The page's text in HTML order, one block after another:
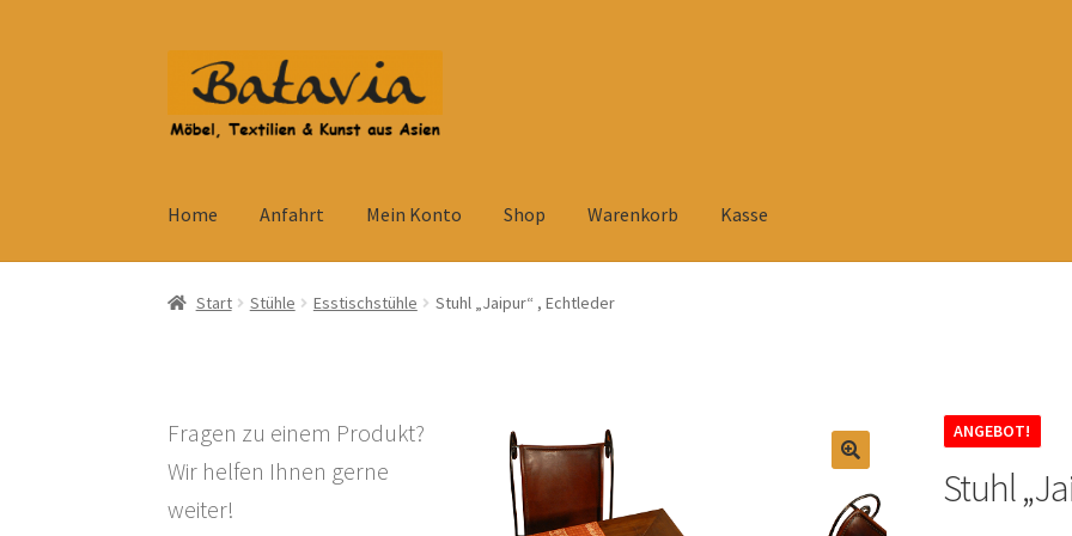
Navigation
springen
Zum
Inhalt
springen
Home Anfahrt Mein Konto Shop Warenkorb Kasse
Start Accessoires Anfahrt Datenschutzbelehrung
Start Stühle Esstischstühle Stuhl „Jaipur“ , Echtleder
ANGEBOT!
Stuhl
Fragen zu einem Produkt?
Wir helfen Ihnen gerne
weiter!